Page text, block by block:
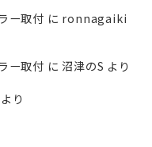
ー取付 に ronnagaiki
ー取付 に沼津のS より
より